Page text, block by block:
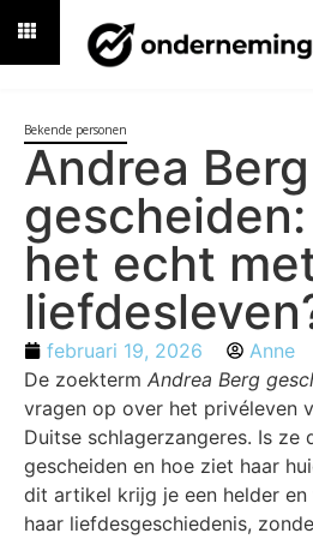
Bekende personen
Andrea Berg
het echt
februari 19, 2026
Anne
De zoekterm Andrea Berg
vragen op over het privéleven
Duitse schlagerzangeres. Is ze
gescheiden en hoe ziet haar
dit artikel krijg je een helder
haar liefdesgeschiedenis,